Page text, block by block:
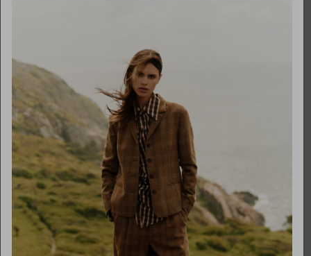
Donderdag
Vrijdag
Zaterdag
Zondag
Over ons
Necessaries by Marlou
Onze partners